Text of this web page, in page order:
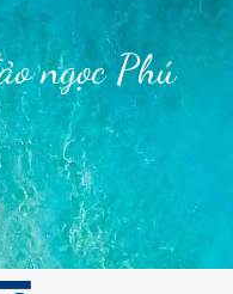
ngọc Phú